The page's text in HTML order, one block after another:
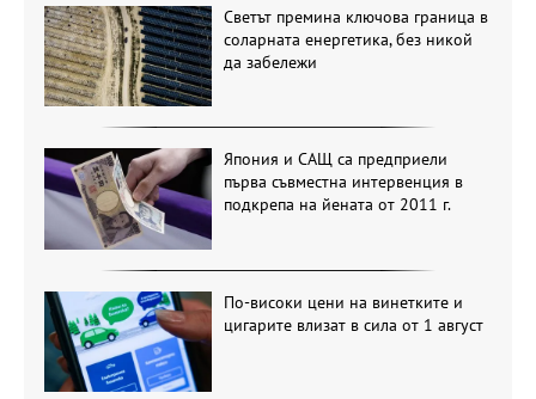
Светът премина ключова граница в
соларната енергетика, без никой
да забележи
Япония и САЩ са предприели
първа съвместна интервенция в
подкрепа на йената от 2011 г.
По-високи цени на винетките и
цигарите влизат в сила от 1 август